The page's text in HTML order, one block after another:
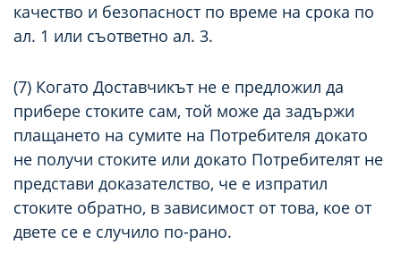
качество и безопасност по време на срока по
ал. 1 или съответно ал. 3.
(7) Когато Доставчикът не е предложил да
прибере стоките сам, той може да задържи
плащането на сумите на Потребителя докато
не получи стоките или докато Потребителят не
представи доказателство, че е изпратил
стоките обратно, в зависимост от това, кое от
двете се е случило по-рано.